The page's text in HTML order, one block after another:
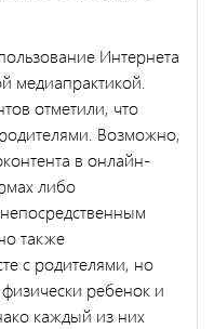
Интернета
медиапрактикой.
отметили, что
Возможно,
в онлайн-
либо
также
с родителями, но
физически ребенок и
каждый из них